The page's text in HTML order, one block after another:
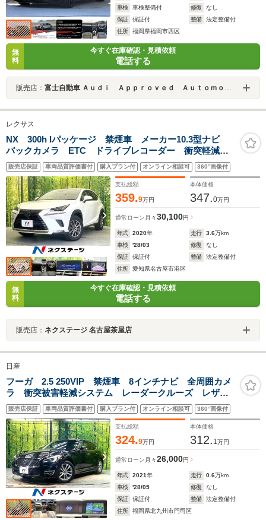
車検
車検整備付 修復
なし
保証
保証付 整備
法定整備付
住所
福岡県福岡市西区
無
料
今すぐ在庫確認・見積依頼
電話する
販売店： 富士自動車 Ａｕｄｉ Ａｐｐｒｏｖｅｄ Ａｕｔｏｍｏｂｉｌｅ福岡マリーナ
レクサス
NX 300h Iパッケージ 禁煙車 メーカー10.3型ナビ
バックカメラ ETC ドライブレコーダー 衝突軽減
レーダークルーズコントロール LEDヘッドライト シ
ートヒーター パワーバックドア
販売店保証 車両品質評価書付 購入プラン付 オンライン相談可 360°画像付
支払総額
359.9万円
本体価格
347.0万円
通常ローン 月々30,100円
年式 2020年 走行 3.6万km
車検
'28/03 修復
なし
保証
保証付 整備
法定整備付
住所
愛知県名古屋市港区
無
料
今すぐ在庫確認・見積依頼
電話する
販売店： ネクステージ 名古屋茶屋店
日産
フーガ 2.5 250VIP 禁煙車 8インチナビ 全周囲カメ
ラ 衝突被害軽減システム レーダークルーズ レザー
シート 前席シートヒーター ドラレコ コーナーセン
サー LEDヘッド ビルトインETC 純正18インチアル
ミ
販売店保証 車両品質評価書付 購入プラン付 オンライン相談可 360°画像付
支払総額
324.9万円
本体価格
312. 1万円
通常ローン 月々26,000円
年式 2021年 走行 0.6万km
車検
'28/05 修復
なし
保証
保証付 整備
法定整備付
住所
福岡県北九州市門司区